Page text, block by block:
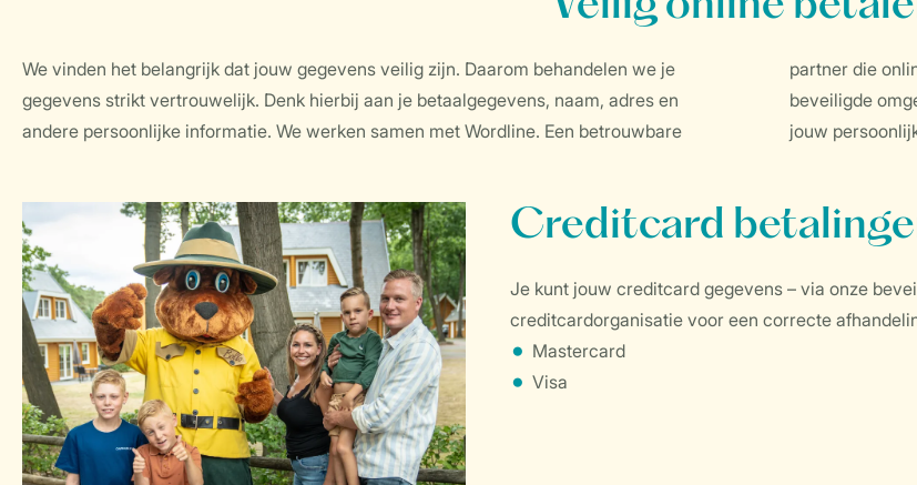
We vinden het belangrijk dat jouw gegevens veilig zijn. Daarom behandelen we je
gegevens strikt vertrouwelijk. Denk hierbij aan je betaalgegevens, naam, adres en
andere persoonlijke informatie. We werken samen met Wordline. Een betrouwbare
partner die online betalingen verwerkt. De betaling vindt altijd plaats in een
beveiligde omgeving. Zie je het slotje rechts in het scherm? Dan weet je zeker dat
jouw
Creditcard
Je kunt jouw creditcard gegevens – via onze
creditcardorganisatie voor een correcte
Mastercard
Visa